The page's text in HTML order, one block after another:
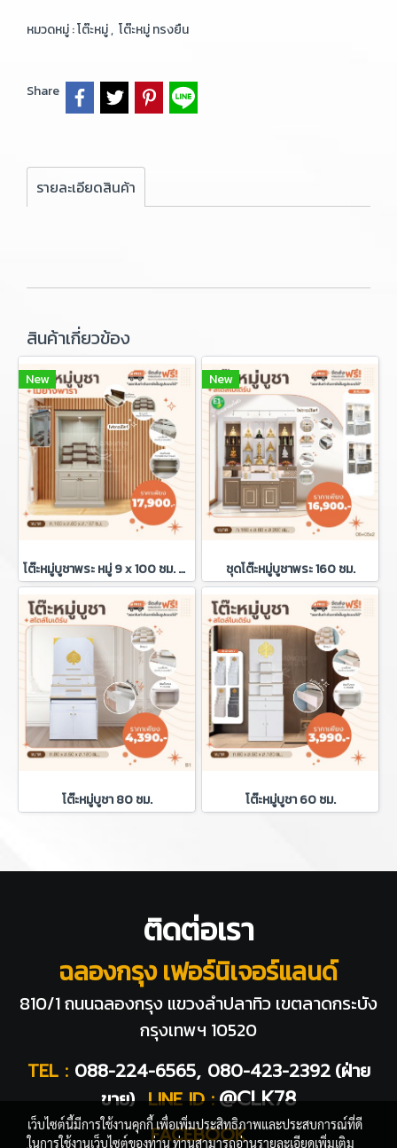
หมวดหมู่ :โต๊ะหมู่, โต๊ะหมู่ ทรงยืน
Share
รายละเอียดสินค้า
สินค้าเกี่ยวข้อง
New
โต๊ะหมู่บูชาพระ หมู่ 9 x 100 ซม. + กระจกครอบ+ไฟดาวน์ไลท์
New
ชุดโต๊ะหมู่บูชาพระ 160 ซม.
โต๊ะหมู่บูชา 80 ซม. โต๊ะหมู่บูชา 60 ซม.
ติดต่อเรา
ฉลองกรุง เฟอร์นิเจอร์แลนด์
810/1 ถนนฉลองกรุง แขวงลำปลาทิว เขตลาดกระบัง
กรุงเทพฯ 10520
TEL : 088-224-6565, 080-423-2392 (ฝ่าย
ขาย) LINE ID : @CLK78
FACEBOOK
เว็บไซต์นี้มีการใช้งานคุกกี้ เพื่อเพิ่มประสิทธิภาพและประสบการณ์ที่ดี
ในการใช้งานเว็บไซต์ของท่าน ท่านสามารถอ่านรายละเอียดเพิ่มเติม